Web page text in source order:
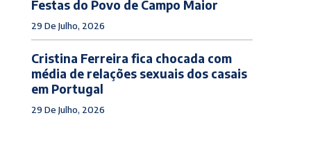
Festas do Povo de Campo Maior
29 De Julho, 2026
Cristina Ferreira fica chocada com
média de relações sexuais dos casais
em Portugal
29 De Julho, 2026